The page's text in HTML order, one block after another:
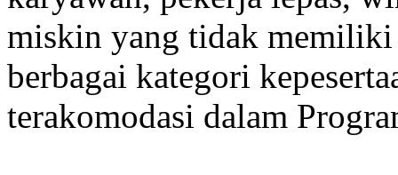
miskin yang tidak
berbagai kategori
terakomodasi dalam